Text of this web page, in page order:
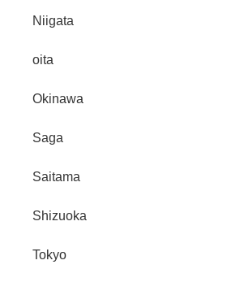
Niigata
oita
Okinawa
Saga
Saitama
Shizuoka
Tokyo